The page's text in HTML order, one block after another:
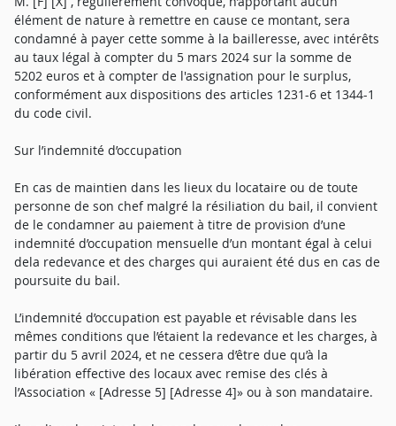
élément de nature à remettre en cause ce montant, sera
condamné à payer cette somme à la bailleresse, avec intérêts
au taux légal à compter du 5 mars 2024 sur la somme de
5202 euros et à compter de l'assignation pour le surplus,
conformément aux dispositions des articles 1231-6 et 1344-1
du code civil.
Sur l’indemnité d’occupation
En cas de maintien dans les lieux du locataire ou de toute
personne de son chef malgré la résiliation du bail, il convient
de le condamner au paiement à titre de provision d’une
indemnité d’occupation mensuelle d’un montant égal à celui
dela redevance et des charges qui auraient été dus en cas de
poursuite du bail.
L’indemnité d’occupation est payable et révisable dans les
mêmes conditions que l’étaient la redevance et les charges, à
partir du 5 avril 2024, et ne cessera d’être due qu’à la
libération effective des locaux avec remise des clés à
l’Association « [Adresse 5] [Adresse 4]» ou à son mandataire.